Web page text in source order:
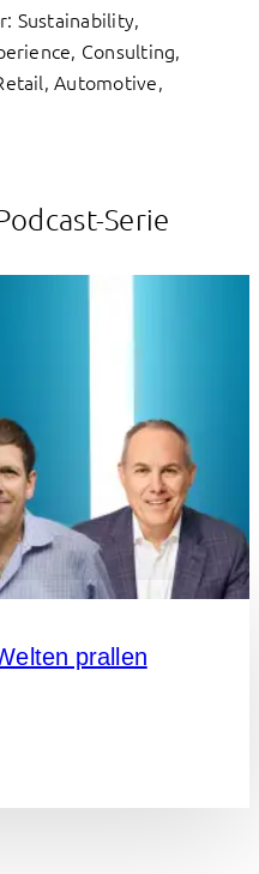
Sustainability,
Consulting,
Automotive,
Serie
prallen